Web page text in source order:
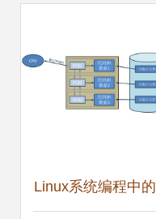
Linux系统编程中的